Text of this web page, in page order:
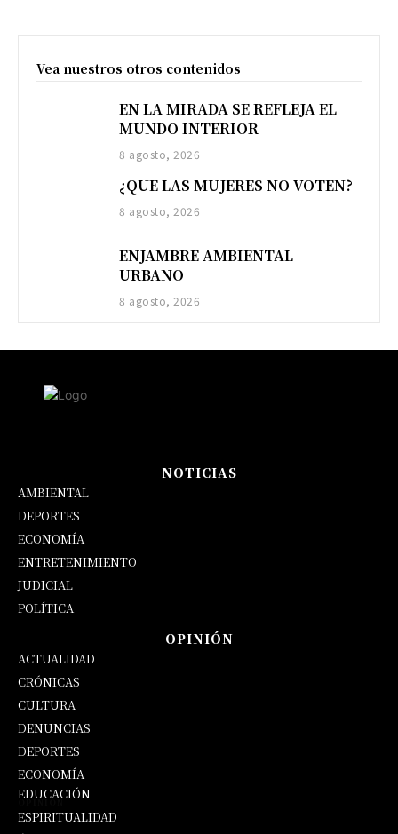
Vea nuestros otros contenidos
EN LA MIRADA SE REFLEJA EL
MUNDO INTERIOR
8 agosto, 2026
¿QUE LAS MUJERES NO VOTEN?
8 agosto, 2026
ENJAMBRE AMBIENTAL
URBANO
8 agosto, 2026
NOTICIAS
AMBIENTAL
DEPORTES
ECONOMÍA
ENTRETENIMIENTO
JUDICIAL
POLÍTICA
OPINIÓN
ACTUALIDAD
CRÓNICAS
CULTURA
DENUNCIAS
DEPORTES
ECONOMÍA
OPINIÓN
EDUCACIÓN
ESPIRITUALIDAD